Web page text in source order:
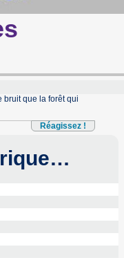
bruit que la forêt qui
Réagissez !